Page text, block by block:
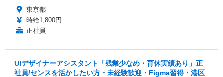
東京都
時給1,800円
正社員
UIデザイナーアシスタント「残業少なめ・育休実績あり」正
社員/センスを活かしたい方・未経験歓迎・Figma習得・港区